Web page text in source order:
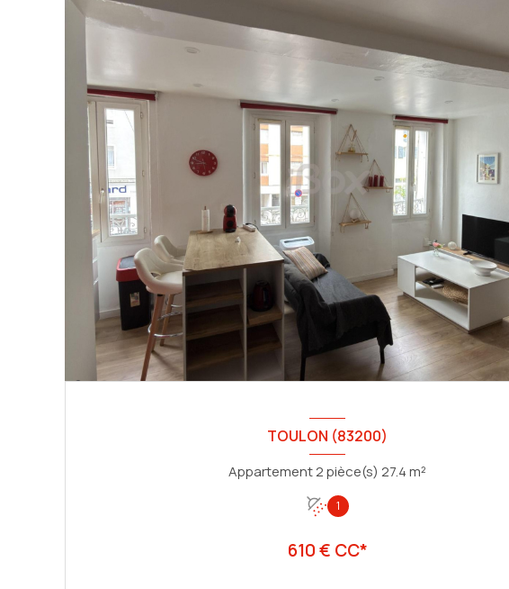
TOULON (83200)
Appartement 2 pièce(s) 27.4 m²
1
610 € CC*